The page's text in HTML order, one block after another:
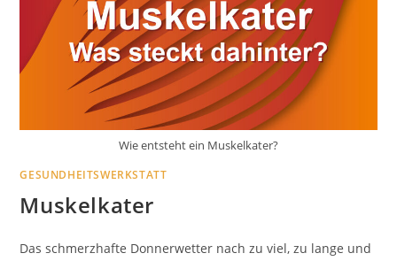
Wie entsteht ein Muskelkater?
GESUNDHEITSWERKSTATT
Muskelkater
Das schmerzhafte Donnerwetter nach zu viel, zu lange und